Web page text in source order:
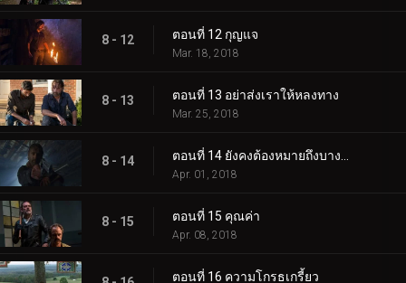
8 - 12 ตอนที่ 12 กุญแจ
Mar. 18, 2018
8 - 13 ตอนที่ 13 อย่าส่งเราให้หลงทาง
Mar. 25, 2018
8 - 14
Apr. 01, 2018
8 - 15 ตอนที่ 15 คุณค่า
Apr. 08, 2018
ตอนที่ 16 ความโกรธเกรี้ยว